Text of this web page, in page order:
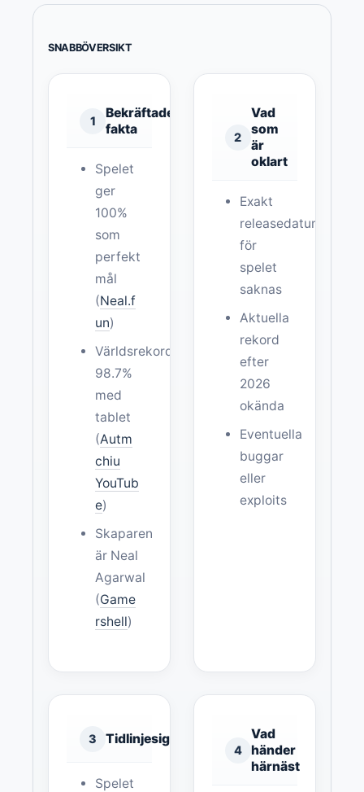
SNABBÖVERSIKT
1
Bekräftade
fakta
Spelet
ger
100%
som
perfekt
mål
(Neal.f
un)
Världsrekord:
98.7%
med
tablet
(Autm
chiu
YouTub
e)
Skaparen
är Neal
Agarwal
(Game
rshell)
2
Vad
som
är
oklart
Exakt
releasedatum
för
spelet
saknas
Aktuella
rekord
efter
2026
okända
Eventuella
buggar
eller
exploits
3 Tidlinjesignal
Spelet
4
Vad
händer
härnäst